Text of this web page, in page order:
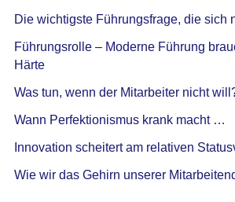
Die wichtigste Führungsfrage, die sich
Führungsrolle – Moderne Führung
Härte
Was tun, wenn der Mitarbeiter nicht
Wann Perfektionismus krank macht …
Innovation scheitert am relativen
Wie wir das Gehirn unserer